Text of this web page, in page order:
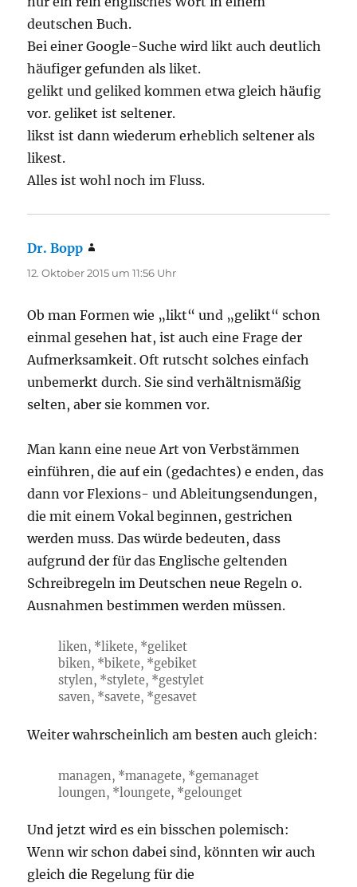
deutschen Buch.
Bei einer Google-Suche wird likt auch deutlich
häufiger gefunden als liket.
gelikt und geliked kommen etwa gleich häufig
vor. geliket ist seltener.
likst ist dann wiederum erheblich seltener als
likest.
Alles ist wohl noch im Fluss.
Dr. Bopp
12. Oktober 2015 um 11:56 Uhr
Ob man Formen wie „likt“ und „gelikt“ schon
einmal gesehen hat, ist auch eine Frage der
Aufmerksamkeit. Oft rutscht solches einfach
unbemerkt durch. Sie sind verhältnismäßig
selten, aber sie kommen vor.
Man kann eine neue Art von Verbstämmen
einführen, die auf ein (gedachtes) e enden, das
dann vor Flexions- und Ableitungsendungen,
die mit einem Vokal beginnen, gestrichen
werden muss. Das würde bedeuten, dass
aufgrund der für das Englische geltenden
Schreibregeln im Deutschen neue Regeln o.
Ausnahmen bestimmen werden müssen.
liken, *likete, *geliket
biken, *bikete, *gebiket
stylen, *stylete, *gestylet
saven, *savete, *gesavet
Weiter wahrscheinlich am besten auch gleich:
managen, *managete, *gemanaget
loungen, *loungete, *gelounget
Und jetzt wird es ein bisschen polemisch:
Wenn wir schon dabei sind, könnten wir auch
gleich die Regelung für die